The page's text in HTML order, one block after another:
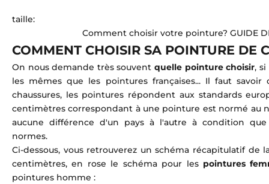
taille:
Comment choisir votre pointure? GUIDE
COMMENT CHOISIR SA POINTURE DE
On nous demande très souvent quelle pointure choisir,
les mêmes que les pointures françaises... Il faut
chaussures, les pointures répondent aux standards
centimètres correspondant à une pointure est normé au
aucune différence d'un pays à l'autre à condition
normes.
Ci-dessous, vous retrouverez un schéma récapitulatif de
centimètres, en rose le schéma pour les pointures
pointures homme :